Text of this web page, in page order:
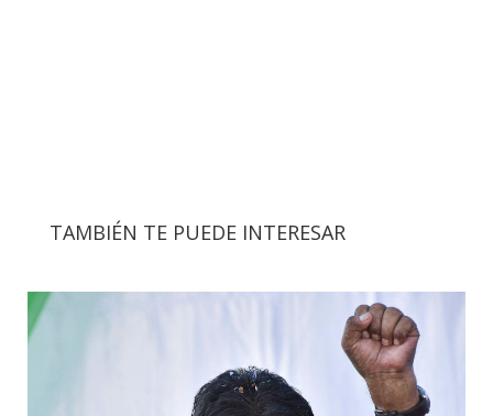
TAMBIÉN TE PUEDE INTERESAR